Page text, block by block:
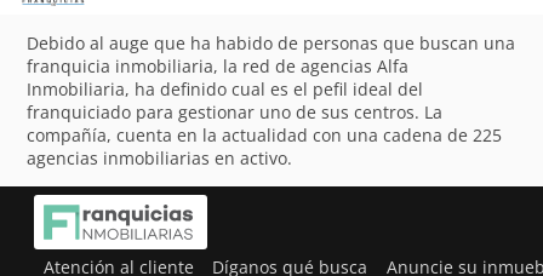
Debido al auge que ha habido de personas que buscan una
franquicia inmobiliaria, la red de agencias Alfa
Inmobiliaria, ha definido cual es el pefil ideal del
franquiciado para gestionar uno de sus centros. La
compañía, cuenta en la actualidad con una cadena de 225
agencias inmobiliarias en activo.
Atención al cliente Díganos qué busca Anuncie su